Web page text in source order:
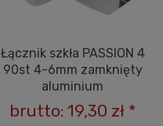
Łącznik szkła PASSION 4
90st 4-6mm zamknięty
aluminium
brutto: 19,30 zł *